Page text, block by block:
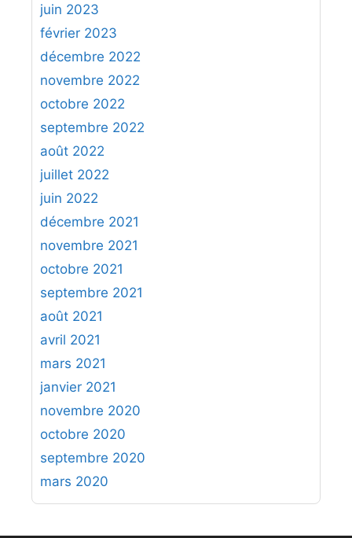
juin 2023
février 2023
décembre 2022
novembre 2022
octobre 2022
septembre 2022
août 2022
juillet 2022
juin 2022
décembre 2021
novembre 2021
octobre 2021
septembre 2021
août 2021
avril 2021
mars 2021
janvier 2021
novembre 2020
octobre 2020
septembre 2020
mars 2020